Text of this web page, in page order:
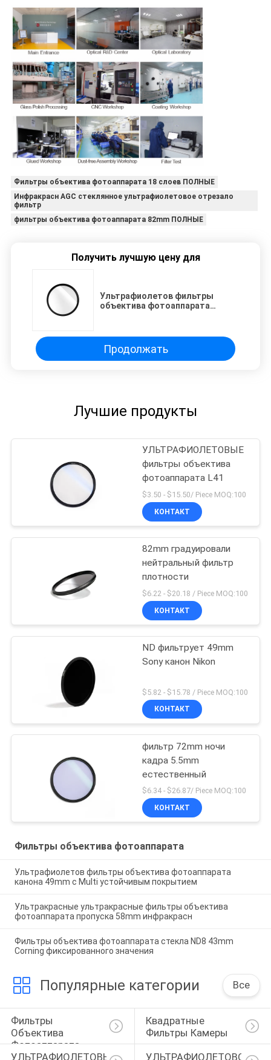
Фильтры объектива фотоаппарата 18 слоев ПОЛНЫЕ
Инфракрасн AGC стеклянное ультрафиолетовое отрезало
фильтр
фильтры объектива фотоаппарата 82mm ПОЛНЫЕ
Получить лучшую цену для
Ультрафиолетов фильтры
объектива фотоаппарата
Продолжать
Лучшие продукты
УЛЬТРАФИОЛЕТОВЫЕ
фильтры объектива
фотоаппарата L41
$3.50 - $15.50/ Piece MOQ:100
КОНТАКТ
82mm градуировали
нейтральный фильтр
плотности
$6.22 - $20.18 / Piece MOQ:100
КОНТАКТ
ND фильтрует 49mm
Sony канон Nikon
$5.82 - $15.78 / Piece MOQ:100
КОНТАКТ
фильтр 72mm ночи
кадра 5.5mm
естественный
$6.34 - $26.87/ Piece MOQ:100
КОНТАКТ
Фильтры объектива фотоаппарата
Ультрафиолетов фильтры объектива фотоаппарата
канона 49mm с Multi устойчивым покрытием
Ультракрасные ультракрасные фильтры объектива
фотоаппарата пропуска 58mm инфракрасн
Фильтры объектива фотоаппарата стекла ND8 43mm
Corning фиксированного значения
Популярные категории Все
Фильтры
Объектива
Фотоаппарата
Квадратные
Фильтры Камеры
УЛЬТРАФИОЛЕТОВЫЙ
УЛЬТРАФИОЛЕТОВОЕ